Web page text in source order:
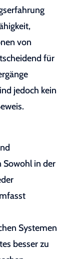
von
für
jedoch kein
in der
Systemen
besser zu